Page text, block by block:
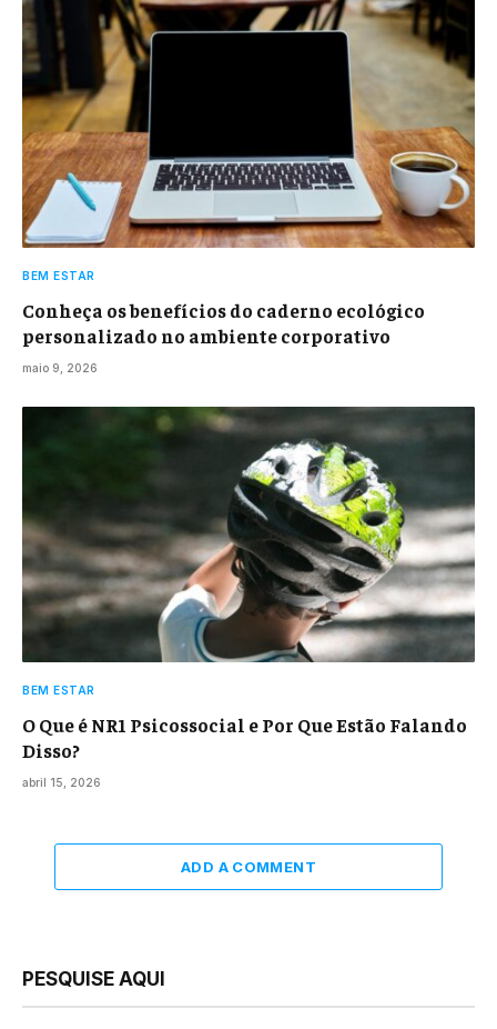
BEM ESTAR
Conheça os benefícios do caderno ecológico
personalizado no ambiente corporativo
maio 9, 2026
BEM ESTAR
O Que é NR1 Psicossocial e Por Que Estão Falando
Disso?
abril 15, 2026
ADD A COMMENT
PESQUISE AQUI